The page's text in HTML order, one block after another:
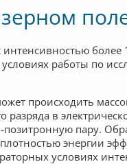
более
работы по
происходить
разряда в
пару.
энергии
условиях